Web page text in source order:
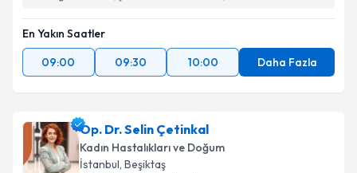
En Yakın Saatler
09:00
09:30 10:00 Daha Fazla
Op. Dr. Selin Çetinkal
Kadın Hastalıkları ve Doğum
İstanbul, Beşiktaş